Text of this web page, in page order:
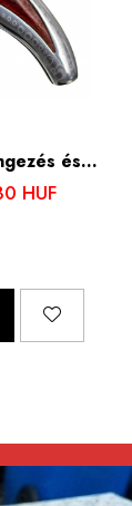
és
440B, 23
HUF